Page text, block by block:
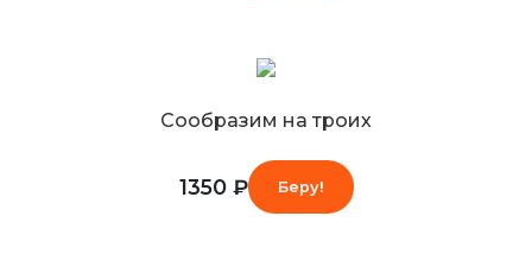
Сообразим на троих
1350 ₽ Беру!